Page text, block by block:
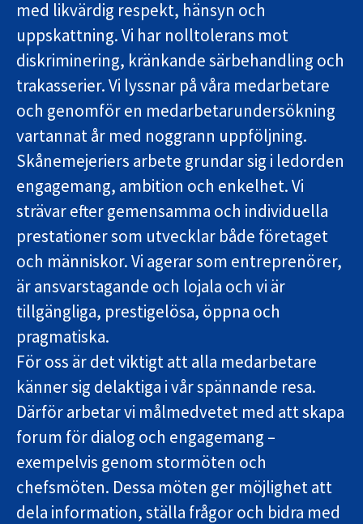
med likvärdig respekt, hänsyn och
uppskattning. Vi har nolltolerans mot
diskriminering, kränkande särbehandling och
trakasserier. Vi lyssnar på våra medarbetare
och genomför en medarbetarundersökning
vartannat år med noggrann uppföljning.
Skånemejeriers arbete grundar sig i ledorden
engagemang, ambition och enkelhet. Vi
strävar efter gemensamma och individuella
prestationer som utvecklar både företaget
och människor. Vi agerar som entreprenörer,
är ansvarstagande och lojala och vi är
tillgängliga, prestigelösa, öppna och
pragmatiska.
För oss är det viktigt att alla medarbetare
känner sig delaktiga i vår spännande resa.
Därför arbetar vi målmedvetet med att skapa
forum för dialog och engagemang –
exempelvis genom stormöten och
chefsmöten. Dessa möten ger möjlighet att
dela information, ställa frågor och bidra med